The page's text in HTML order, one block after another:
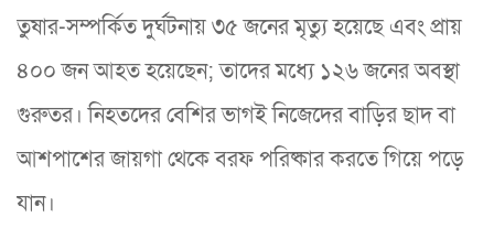
তুষার-সম্পর্কিত দুর্ঘটনায় ৩৫ জনের মৃত্যু হয়েছে এবং প্রায়
৪০০ জন আহত হয়েছেন; তাদের মধ্যে ১২৬ জনের অবস্থা
গুরুতর। নিহতদের বেশির ভাগই নিজেদের বাড়ির ছাদ বা
আশপাশের জায়গা থেকে বরফ পরিষ্কার করতে গিয়ে পড়ে
যান।